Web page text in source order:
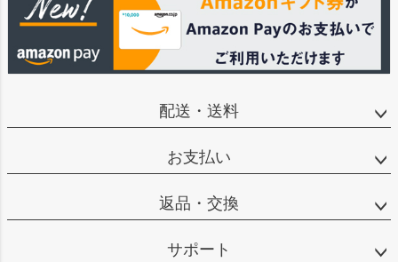
配送・送料
お支払い
返品・交換
サポート